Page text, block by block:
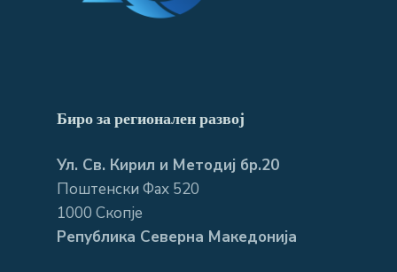
Биро за регионален развој
Ул. Св. Кирил и Методиј бр.20
Поштенски Фах 520
1000 Скопје
Република Северна Македонија